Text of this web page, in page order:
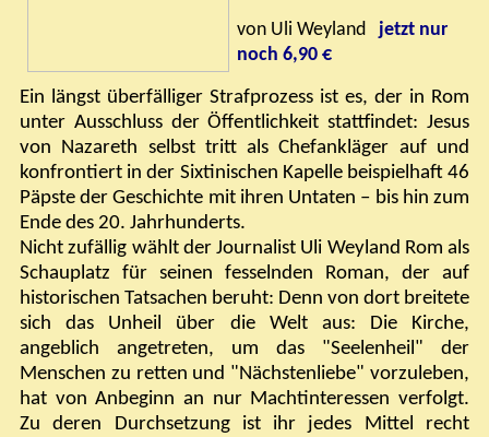
von Uli Weyland
jetzt nur
noch 6,90 €
Ein längst überfälliger Strafprozess ist es, der in Rom
unter Ausschluss der Öffentlichkeit stattfindet: Jesus
von Nazareth selbst tritt als Chefankläger auf und
konfrontiert in der Sixtinischen Kapelle beispielhaft 46
Päpste der Geschichte mit ihren Untaten – bis hin zum
Ende des 20. Jahrhunderts.
Nicht zufällig wählt der Journalist Uli Weyland Rom als
Schauplatz für seinen fesselnden Roman, der auf
historischen Tatsachen beruht: Denn von dort breitete
sich das Unheil über die Welt aus: Die Kirche,
angeblich angetreten, um das "Seelenheil" der
Menschen zu retten und "Nächstenliebe" vorzuleben,
hat von Anbeginn an nur Machtinteressen verfolgt.
Zu deren Durchsetzung ist ihr jedes Mittel recht